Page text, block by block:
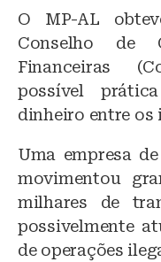
O MP-AL
Conselho de
Financeiras
possível
dinheiro entre os
Uma empresa
movimentou
milhares de
possivelmente
de operações